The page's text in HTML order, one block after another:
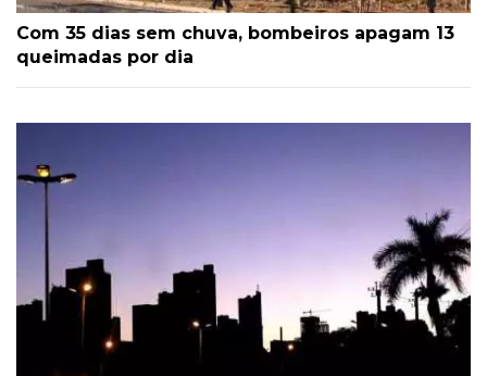
Com 35 dias sem chuva, bombeiros apagam 13
queimadas por dia